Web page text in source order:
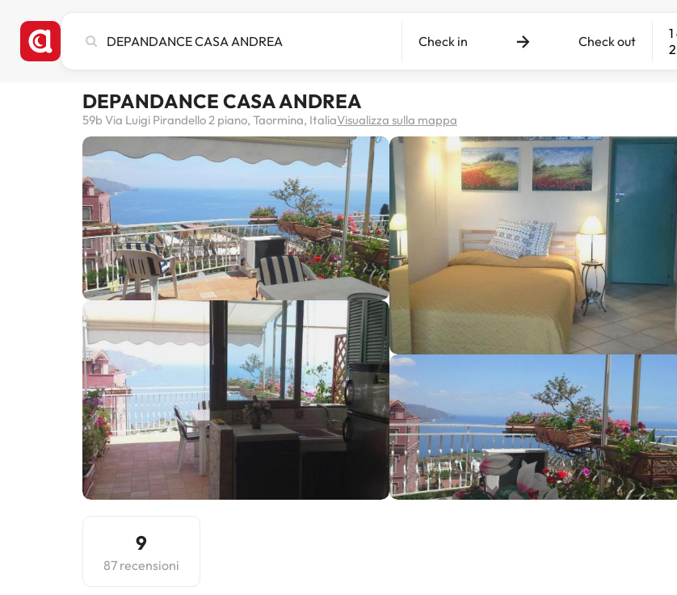
città,
destinazione
Check in Check out
DEPANDANCE CASA ANDREA
59b Via Luigi Pirandello 2 piano, Taormina, ItaliaVisualizza sulla mappa
9
87 recensioni